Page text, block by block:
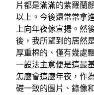
片都是滿滿的紫羅蘭
以上。今後還常常拿
上向年夜傢宣揚。然
後，我所望到的居然
厚重棉的、僅有幾處
一設法主意便是這最
怎麼會這麼年夜，作
礎一致的圖片、錄像